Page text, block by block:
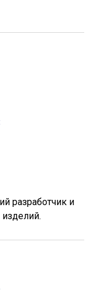
разработчик и